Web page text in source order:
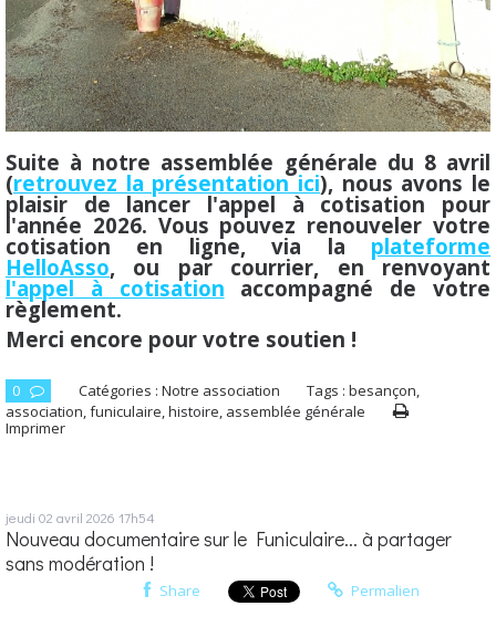
Suite à notre assemblée générale du 8 avril
(retrouvez la présentation ici), nous avons le
plaisir de lancer l'appel à cotisation pour
l'année 2026. Vous pouvez renouveler votre
cotisation en ligne, via la plateforme
HelloAsso, ou par courrier, en renvoyant
l'appel à cotisation accompagné de votre
règlement.
Merci encore pour votre soutien !
0 Catégories : Notre association Tags :besançon,
association,funiculaire,histoire, assemblée générale
Imprimer
jeudi 02 avril 2026 17h54
Nouveau documentaire sur le Funiculaire... à partager
sans modération !
Share Permalien